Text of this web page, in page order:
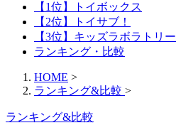
【1位】トイボックス
【2位】トイサブ！
【3位】キッズラボラトリー
ランキング・比較
HOME >
ランキング&比較 >
ランキング&比較